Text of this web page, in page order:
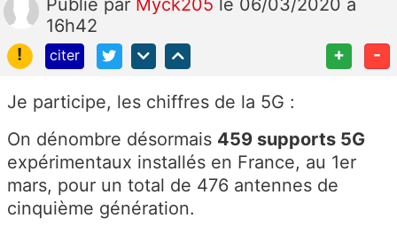
Publié par Myck205 le 06/03/2020 à
16h42
!
citer + -
Je participe, les chiffres de la 5G :
On dénombre désormais 459 supports 5G
expérimentaux installés en France, au 1er
mars, pour un total de 476 antennes de
cinquième génération.